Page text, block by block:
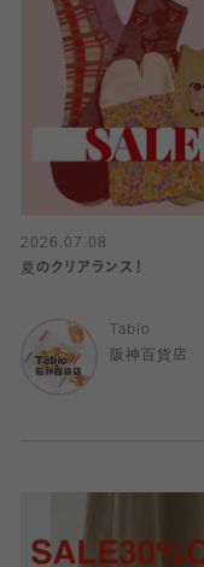
2026.07.08
夏のクリアランス！
Tabio
阪神百貨店